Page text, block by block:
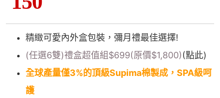
精緻可愛內外盒包裝，彌月禮最佳選擇!
(任選6雙)禮盒超值組$699(原價$1,800)(點此)
全球產量僅3%的頂級Supima棉製成，SPA級呵
護